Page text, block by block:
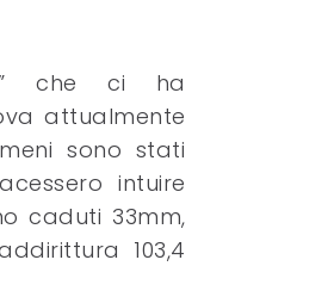
che ci ha
attualmente
sono stati
intuire
caduti 33mm,
103,4